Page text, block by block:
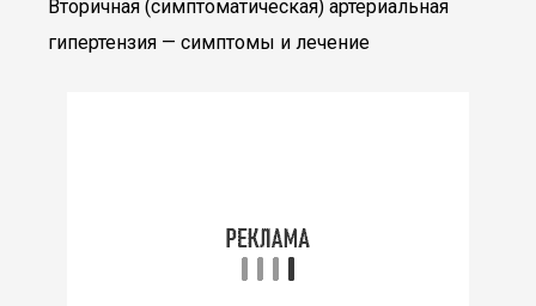
Вторичная (симптоматическая) артериальная
гипертензия — симптомы и лечение